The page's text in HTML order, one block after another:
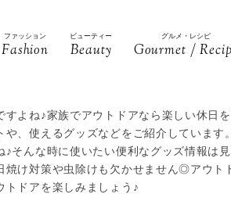
ファッション
Fashion
ビューティー
Beauty
グルメ・レシピ
Gourmet /
すよね♪家族でアウトドアなら楽しい休日
や、使えるグッズなどをご紹介しています
♪そんな時に使いたい便利なグッズ情報は
焼け対策や虫除けも欠かせません◎アウト
トドアを楽しみましょう♪